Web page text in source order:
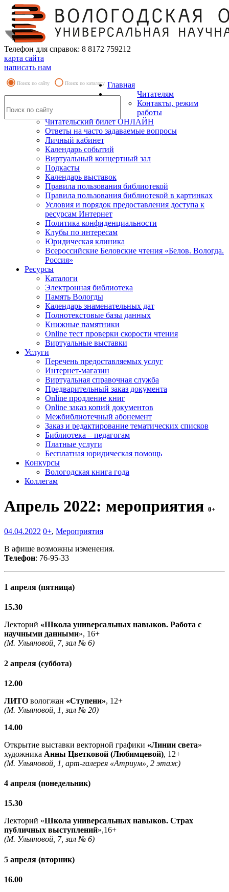
Телефон для справок: 8 8172 759212
карта сайта
написать нам
Поиск по сайту Поиск по каталогу Главная
Читателям
Контакты, режим
работы
Читательский билет ОНЛАЙН
Ответы на часто задаваемые вопросы
Личный кабинет
Календарь событий
Виртуальный концертный зал
Подкасты
Календарь выставок
Правила пользования библиотекой
Правила пользования библиотекой в картинках
Условия и порядок предоставления доступа к
ресурсам Интернет
Политика конфиденциальности
Клубы по интересам
Юридическая клиника
Всероссийские Беловские чтения «Белов. Вологда.
Россия»
Ресурсы
Каталоги
Электронная библиотека
Память Вологды
Календарь знаменательных дат
Полнотекстовые базы данных
Книжные памятники
Online тест проверки скорости чтения
Виртуальные выставки
Услуги
Перечень предоставляемых услуг
Интернет-магазин
Виртуальная справочная служба
Предварительный заказ документа
Online продление книг
Online заказ копий документов
Межбиблиотечный абонемент
Заказ и редактирование тематических списков
Библиотека – педагогам
Платные услуги
Бесплатная юридическая помощь
Конкурсы
Вологодская книга года
Коллегам
Апрель 2022: мероприятия 0+
04.04.2022 0+, Мероприятия
В афише возможны изменения.
Телефон: 76-95-33
1 апреля (пятница)
15.30
Лекторий «Школа универсальных навыков. Работа с
научными данными», 16+
(М. Ульяновой, 7, зал № 6)
2 апреля (суббота)
12.00
ЛИТО вологжан «Ступени», 12+
(М. Ульяновой, 1, зал № 20)
14.00
Открытие выставки векторной графики «Линии света»
художника Анны Цветковой (Любимцевой), 12+
(М. Ульяновой, 1, арт-галерея «Атриум», 2 этаж)
4 апреля (понедельник)
15.30
Лекторий «Школа универсальных навыков. Страх
публичных выступлений»,16+
(М. Ульяновой, 7, зал № 6)
5 апреля (вторник)
16.00